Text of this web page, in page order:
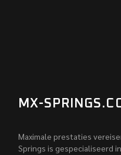
MX-
Maximale prestaties
Springs is gespecialiseerd